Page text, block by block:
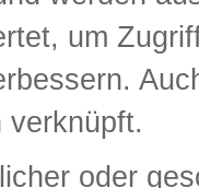
um
verknüpft.
oder